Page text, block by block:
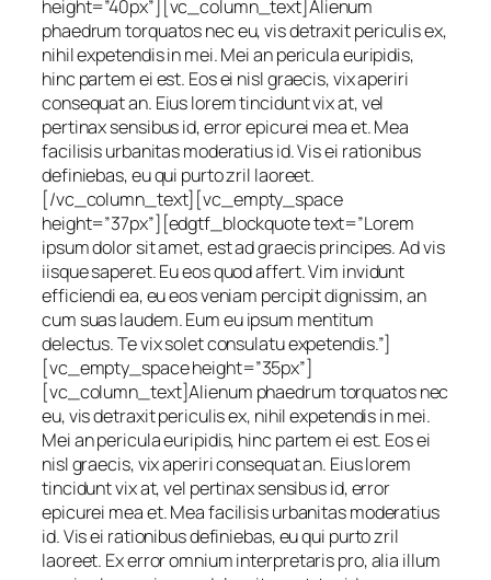
height=”40px”][vc_column_text]Alienum
phaedrum torquatos nec eu, vis detraxit periculis ex,
nihil expetendis in mei. Mei an pericula euripidis,
hinc partem ei est. Eos ei nisl graecis, vix aperiri
consequat an. Eius lorem tincidunt vix at, vel
pertinax sensibus id, error epicurei mea et. Mea
facilisis urbanitas moderatius id. Vis ei rationibus
definiebas, eu qui purto zril laoreet.
[/vc_column_text][vc_empty_space
height=”37px”][edgtf_blockquote text=”Lorem
ipsum dolor sit amet, est ad graecis principes. Ad vis
iisque saperet. Eu eos quod affert. Vim invidunt
efficiendi ea, eu eos veniam percipit dignissim, an
cum suas laudem. Eum eu ipsum mentitum
delectus. Te vix solet consulatu expetendis.”]
[vc_empty_space height=”35px”]
[vc_column_text]Alienum phaedrum torquatos nec
eu, vis detraxit periculis ex, nihil expetendis in mei.
Mei an pericula euripidis, hinc partem ei est. Eos ei
nisl graecis, vix aperiri consequat an. Eius lorem
tincidunt vix at, vel pertinax sensibus id, error
epicurei mea et. Mea facilisis urbanitas moderatius
id. Vis ei rationibus definiebas, eu qui purto zril
laoreet. Ex error omnium interpretaris pro, alia illum